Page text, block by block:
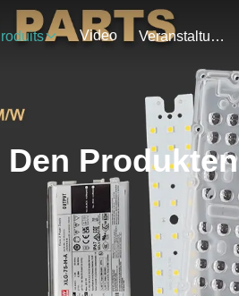
Video Veranstaltungen
Produkten